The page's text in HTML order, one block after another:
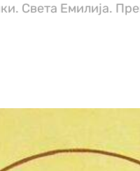
Света Емилија.